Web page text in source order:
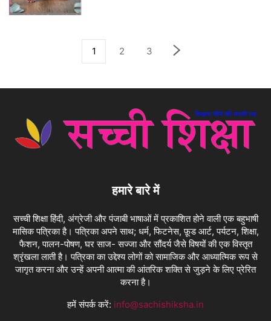
1 2 3
हमारे बारे में
सच्ची शिक्षा हिंदी, अंग्रेजी और पंजाबी भाषाओं में प्रकाशित होने वाली एक बहुभाषी
मासिक पत्रिका है। पत्रिका अपने साथ; धर्म, फिटनेस, फ़ूड आर्ट, पर्यटन, शिक्षा,
फैशन, पालन-पोषण, घर साज- सज्जा और सौंदर्य जैसे विषयों की एक विस्तृत
श्रृंखला लाती है। पत्रिका का उद्देश्य लोगों को सामाजिक और आध्यात्मिक रूप से
जागृत करना और उन्हें अपनी आत्मा की आंतरिक शक्ति से जुड़ने के लिए प्रेरित
करना है।
हमें संपर्क करें: info@sachishiksha.in